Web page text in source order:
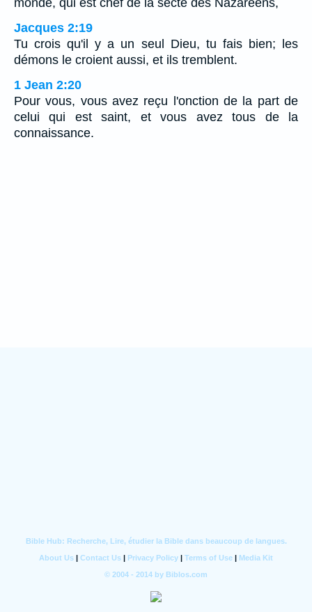
Jacques 2:19
Tu crois qu'il y a un seul Dieu, tu fais bien; les
démons le croient aussi, et ils tremblent.
1 Jean 2:20
Pour vous, vous avez reçu l'onction de la part de
celui qui est saint, et vous avez tous de la
connaissance.